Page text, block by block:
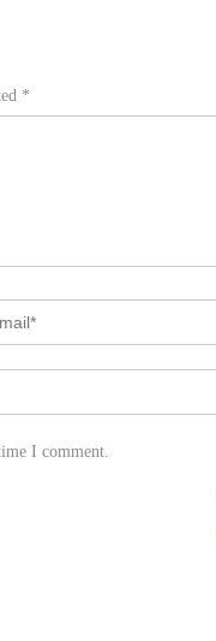
*
I comment.